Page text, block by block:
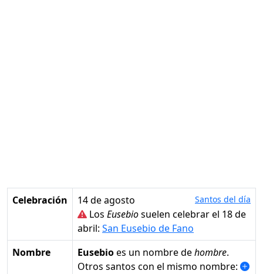
Celebración 14 de agosto Santos del día
Los Eusebiosuelen celebrar el 18 de
abril: San Eusebio de Fano
Nombre
Eusebioes un nombre dehombre.
Otros santos con el mismo nombre: